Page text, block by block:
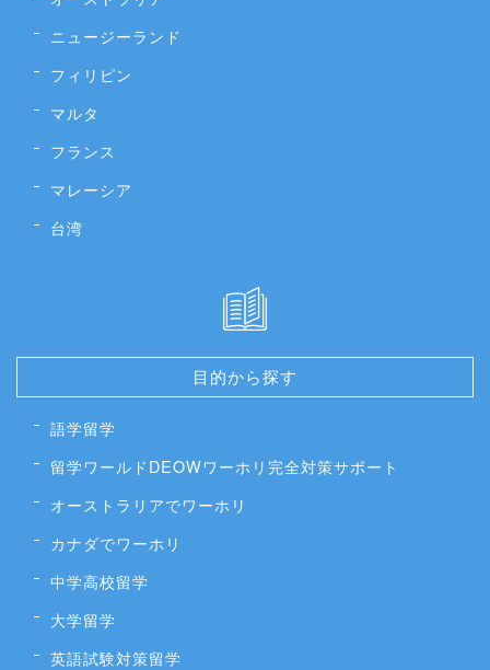
ニュージーランド
フィリピン
マルタ
フランス
マレーシア
台湾
目的から探す
語学留学
留学ワールドDEOWワーホリ完全対策サポート
オーストラリアでワーホリ
カナダでワーホリ
中学高校留学
大学留学
英語試験対策留学